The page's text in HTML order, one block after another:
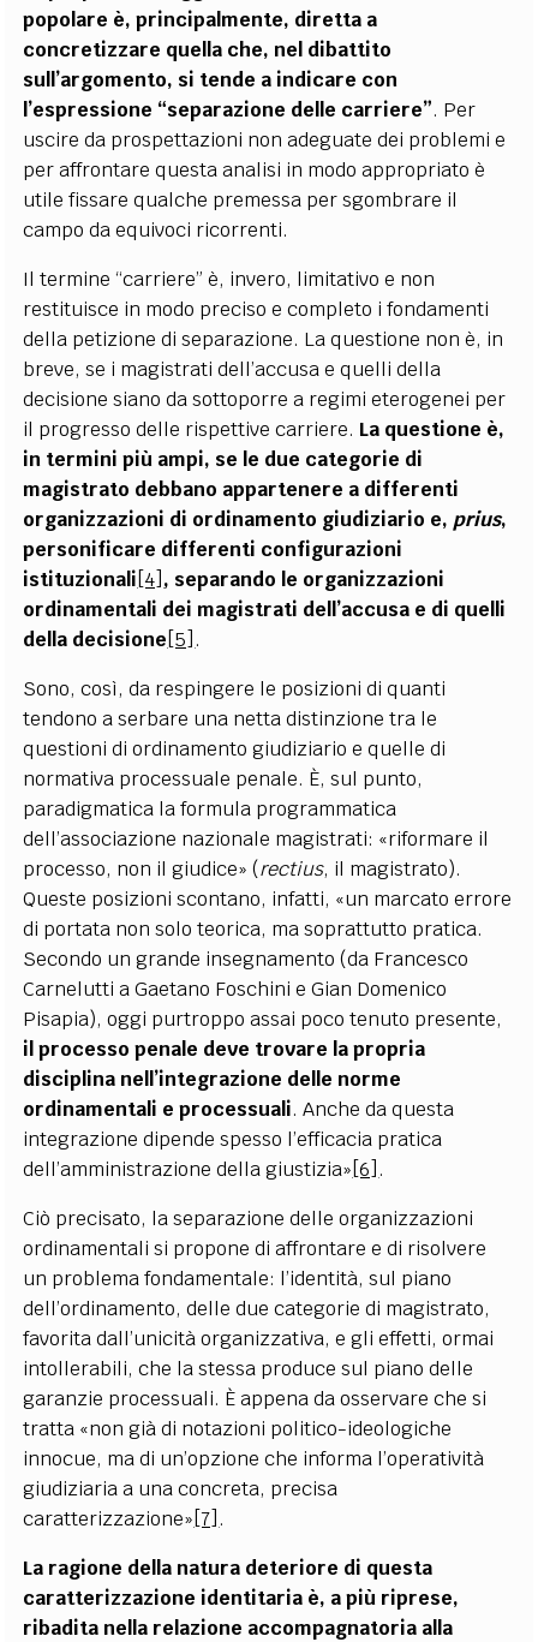
popolare è, principalmente, diretta a
concretizzare quella che, nel dibattito
sull’argomento, si tende a indicare con
l’espressione “separazione delle carriere”. Per
uscire da prospettazioni non adeguate dei problemi e
per affrontare questa analisi in modo appropriato è
utile fissare qualche premessa per sgombrare il
campo da equivoci ricorrenti.
Il termine “carriere” è, invero, limitativo e non
restituisce in modo preciso e completo i fondamenti
della petizione di separazione. La questione non è, in
breve, se i magistrati dell’accusa e quelli della
decisione siano da sottoporre a regimi eterogenei per
il progresso delle rispettive carriere. La questione è,
in termini più ampi, se le due categorie di
magistrato debbano appartenere a differenti
organizzazioni di ordinamento giudiziario e, prius,
personificare differenti configurazioni
istituzionali[4], separando le organizzazioni
ordinamentali dei magistrati dell’accusa e di quelli
della decisione[5] .
Sono, così, da respingere le posizioni di quanti
tendono a serbare una netta distinzione tra le
questioni di ordinamento giudiziario e quelle di
normativa processuale penale. È, sul punto,
paradigmatica la formula programmatica
dell’associazione nazionale magistrati: «riformare il
processo, non il giudice» (rectius, il magistrato).
Queste posizioni scontano, infatti, «un marcato errore
di portata non solo teorica, ma soprattutto pratica.
Secondo un grande insegnamento (da Francesco
Carnelutti a Gaetano Foschini e Gian Domenico
Pisapia), oggi purtroppo assai poco tenuto presente,
il processo penale deve trovare la propria
disciplina nell’integrazione delle norme
ordinamentali e processuali. Anche da questa
integrazione dipende spesso l’efficacia pratica
dell’amministrazione della giustizia»[6] .
Ciò precisato, la separazione delle organizzazioni
ordinamentali si propone di affrontare e di risolvere
un problema fondamentale: l’identità, sul piano
dell’ordinamento, delle due categorie di magistrato,
favorita dall’unicità organizzativa, e gli effetti, ormai
intollerabili, che la stessa produce sul piano delle
garanzie processuali. È appena da osservare che si
tratta «non già di notazioni politico-ideologiche
innocue, ma di un’opzione che informa l’operatività
giudiziaria a una concreta, precisa
caratterizzazione»[7] .
La ragione della natura deteriore di questa
caratterizzazione identitaria è, a più riprese,
ribadita nella relazione accompagnatoria alla